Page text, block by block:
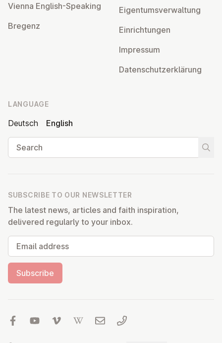
Vienna English-Speaking
Bregenz
Ei­gentums­ver­wal­tung
Ein­rich­tun­gen
Impressum
Datens­chutzerklärung
LANGUAGE
Deutsch
English
Search
SUBSCRIBE TO OUR NEWSLETTER
The latest news, articles and faith inspiration,
delivered regularly to your inbox.
Email address
Subscribe